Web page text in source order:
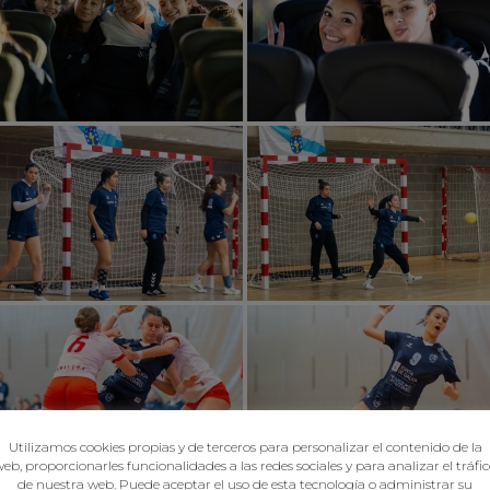
Utilizamos cookies propias y de terceros para personalizar el contenido de la
proporcionarles funcionalidades a las redes sociales y para analizar el
de nuestra web. Puede aceptar el uso de esta tecnología o administrar su